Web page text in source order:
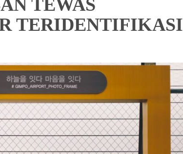
TEWAS
TERIDENTIFIKASI